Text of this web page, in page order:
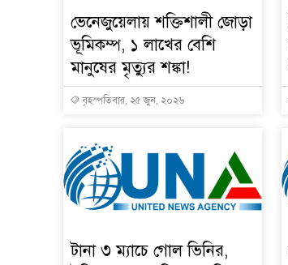
ভেনেজুয়েলায় শক্তিশালী জোড়া
ভূমিকম্প, ১ লাখের বেশি
মানুষের মৃত্যুর শঙ্কা!
বৃহস্পতিবার, ২৫ জুন, ২০২৬
টানা ৩ ম্যাচে গোল ভিনির,